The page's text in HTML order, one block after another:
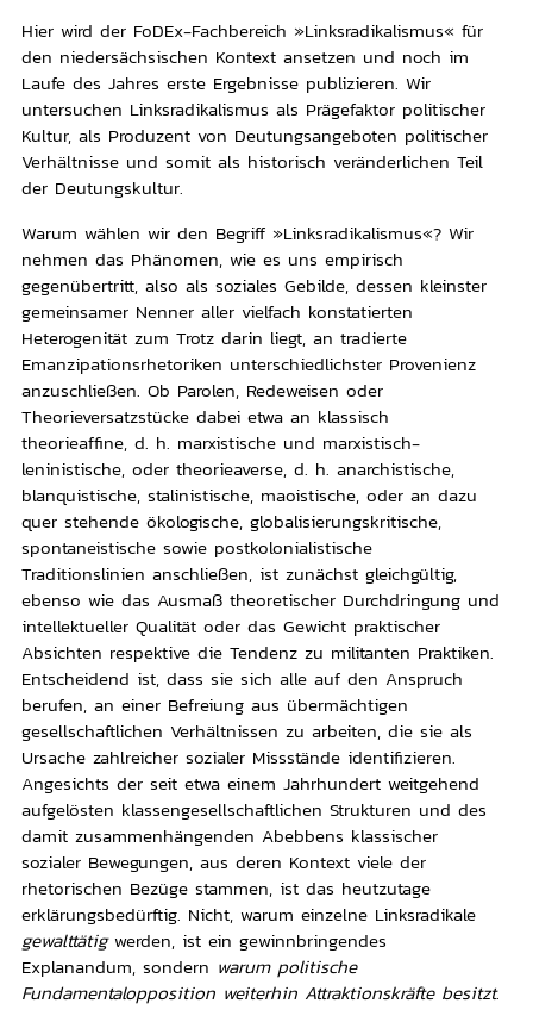
Hier wird der FoDEx-Fachbereich »Linksradikalismus« für
den niedersächsischen Kontext ansetzen und noch im
Laufe des Jahres erste Ergebnisse publizieren. Wir
untersuchen Linksradikalismus als Prägefaktor politischer
Kultur, als Produzent von Deutungsangeboten politischer
Verhältnisse und somit als historisch veränderlichen Teil
der Deutungskultur.
Warum wählen wir den Begriff »Linksradikalismus«? Wir
nehmen das Phänomen, wie es uns empirisch
gegenübertritt, also als soziales Gebilde, dessen kleinster
gemeinsamer Nenner aller vielfach konstatierten
Heterogenität zum Trotz darin liegt, an tradierte
Emanzipationsrhetoriken unterschiedlichster Provenienz
anzuschließen. Ob Parolen, Redeweisen oder
Theorieversatzstücke dabei etwa an klassisch
theorieaffine, d. h. marxistische und marxistisch-
leninistische, oder theorieaverse, d. h. anarchistische,
blanquistische, stalinistische, maoistische, oder an dazu
quer stehende ökologische, globalisierungskritische,
spontaneistische sowie postkolonialistische
Traditionslinien anschließen, ist zunächst gleichgültig,
ebenso wie das Ausmaß theoretischer Durchdringung und
intellektueller Qualität oder das Gewicht praktischer
Absichten respektive die Tendenz zu militanten Praktiken.
Entscheidend ist, dass sie sich alle auf den Anspruch
berufen, an einer Befreiung aus übermächtigen
gesellschaftlichen Verhältnissen zu arbeiten, die sie als
Ursache zahlreicher sozialer Missstände identifizieren.
Angesichts der seit etwa einem Jahrhundert weitgehend
aufgelösten klassengesellschaftlichen Strukturen und des
damit zusammenhängenden Abebbens klassischer
sozialer Bewegungen, aus deren Kontext viele der
rhetorischen Bezüge stammen, ist das heutzutage
erklärungsbedürftig. Nicht, warum einzelne Linksradikale
gewalttätigwerden, ist ein gewinnbringendes
Explanandum, sondern warum politische
Fundamentalopposition weiterhin Attraktionskräfte besitzt.